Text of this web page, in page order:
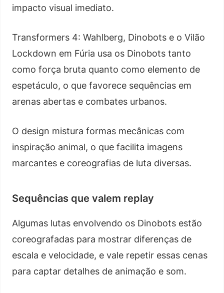
impacto visual imediato.
Transformers 4: Wahlberg, Dinobots e o Vilão
Lockdown em Fúria usa os Dinobots tanto
como força bruta quanto como elemento de
espetáculo, o que favorece sequências em
arenas abertas e combates urbanos.
O design mistura formas mecânicas com
inspiração animal, o que facilita imagens
marcantes e coreografias de luta diversas.
Sequências que valem replay
Algumas lutas envolvendo os Dinobots estão
coreografadas para mostrar diferenças de
escala e velocidade, e vale repetir essas cenas
para captar detalhes de animação e som.